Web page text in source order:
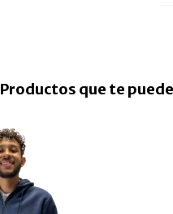
Productos que te